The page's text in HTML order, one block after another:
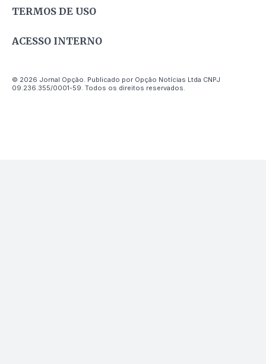
TERMOS DE USO
ACESSO INTERNO
© 2026 Jornal Opção. Publicado por Opção Notícias Ltda CNPJ
09.236.355/0001-59. Todos os direitos reservados.